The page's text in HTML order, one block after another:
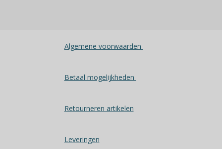
Algemene voorwaarden
Betaal mogelijkheden
Retourneren artikelen
Leveringen